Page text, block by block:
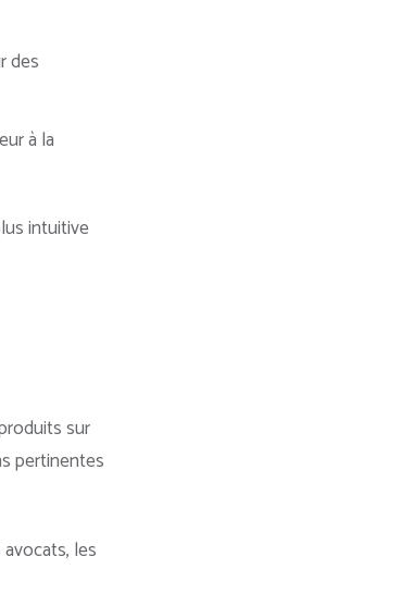
des
à la
intuitive
sur
pertinentes
les